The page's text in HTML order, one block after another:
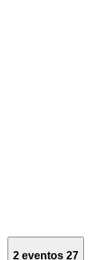
2 eventos 27